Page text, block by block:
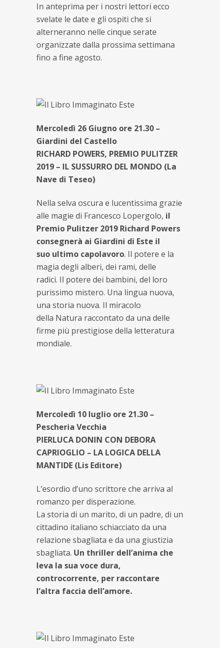
In anteprima per i nostri lettori ecco
svelate le date e gli ospiti che si
alterneranno nelle cinque serate
organizzate dalla prossima settimana
fino a fine agosto.
Mercoledì 26 Giugno ore 21.30 –
Giardini del Castello
RICHARD POWERS, PREMIO PULITZER
2019 – IL SUSSURRO DEL MONDO (La
Nave di Teseo)
Nella selva oscura e lucentissima grazie
alle magie di Francesco Lopergolo, il
Premio Pulitzer 2019 Richard Powers
consegnerà ai Giardini di Este il
suo ultimo capolavoro. Il potere e la
magia degli alberi, dei rami, delle
radici. Il potere dei bambini, del loro
purissimo mistero. Una lingua nuova,
una storia nuova. Il miracolo
della Natura raccontato da una delle
firme più prestigiose della letteratura
mondiale.
Mercoledì 10 luglio ore 21.30 –
Pescheria Vecchia
PIERLUCA DONIN CON DEBORA
CAPRIOGLIO – LA LOGICA DELLA
MANTIDE (Lis Editore)
L’esordio d’uno scrittore che arriva al
romanzo per disperazione.
La storia di un marito, di un padre, di un
cittadino italiano schiacciato da una
relazione sbagliata e da una giustizia
sbagliata. Un thriller dell’anima che
leva la sua voce dura,
controcorrente, per raccontare
l’altra faccia dell’amore.